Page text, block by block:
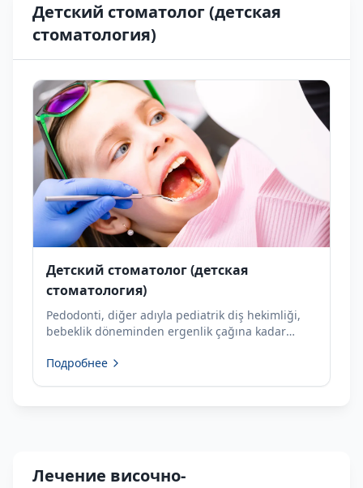
Детский стоматолог (детская
стоматология)
Детский стоматолог (детская
стоматология)
Pedodonti, diğer adıyla pediatrik diş hekimliği,
bebeklik döneminden ergenlik çağına kadar
diş hekimliği dalıdır. Pedodontinin temel amacı,...
Подробнее
Лечение височно-